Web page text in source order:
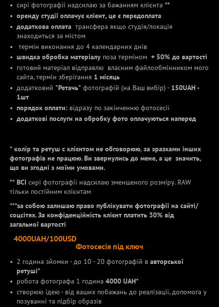
сирі фотографіі надсилаю за бажанням клієнта **
оренду студії оплачує кліент, це є передоплата
додаткова оплата трансфера якщо студія/локація
знаходиться за містом
термін виконання до 4 календарних днів
швидка обробка матеріалу поза терміном + 50% до вартості
готовий матеріал відправлю власним файлообмінником мого
сайта, термін зберігання 1 місяць
додатковий "Ретачь" фотографій (на Ваш вибір) - 150UAH -
1шт
порядок оплати: відразу по закінченню фотосесії
додаткові послуги на обробку фото оплачуються наперед
* колір та ретуш с клієнтом не обговорюю, за зразками інших
фотографів не працюю. Ви звернулись до мене, а це значить,
що ви згодні з моїми умовами.
** ВСІ сирі фотографії надсилаю зменшеного розміру. RAW
тільки постійним клієнтам
***за собою залишаю право публікувати фотографії на сайті/
соцсітях. За конфіденційність клієнт платить 30% від
загальної вартості
4000UAH/100USD
Фотосесія під ключ
2 година зйомки - до 10 - 20 фотографій в авторської
ретуші*
робота фотографа 1 година 4000 UAH*
створюю ідею - від ваших побажань до реалізації, допомога у
позуванні та підбір образів